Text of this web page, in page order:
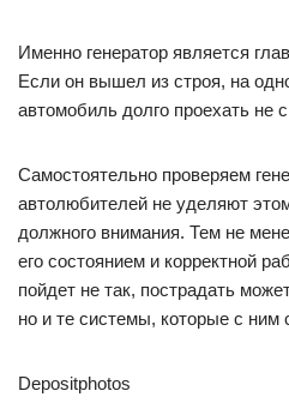
Именно генератор является
Если он вышел из строя, на
автомобиль долго проехать не
Самостоятельно проверяем
автолюбителей не уделяют
должного внимания. Тем не
его состоянием и корректной
пойдет не так, пострадать
но и те системы, которые с ним
Depositphotos